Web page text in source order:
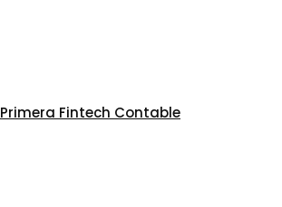
Primera Fintech Contable